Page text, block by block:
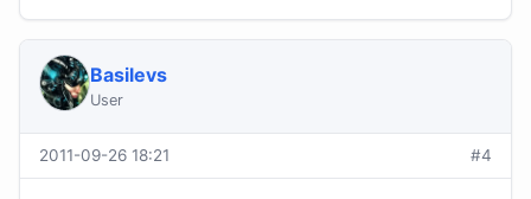
Basilevs
User
2011-09-26 18:21 #4